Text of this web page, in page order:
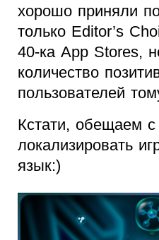
хорошо приняли
только Editor’s
40-ка App Stores,
количество
пользователей
Кстати, обещаем
локализировать
язык:)